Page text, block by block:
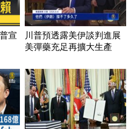
宣
川普預透露美伊談判進展
美彈藥充足再擴大生產